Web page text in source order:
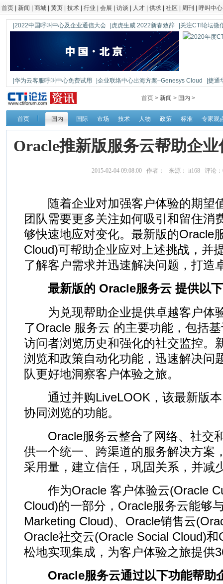
首页 新闻 商城 黄页 技术 行业 会展 访谈 人才 供求 社区 周刊 呼叫中心
|2022中国呼叫中心及企业通信大会 |虎虎生威 2022新春致辞 |关注CTI论坛微
|华为云客服呼叫中心免费试用 |企业联络中心出海方案–Genesys Cloud
|捷通
|鼎信通达新一代语音网关DAG1000-4S
首页 > 新闻 > 国内 >
首页 国内 国际 市场 技术 人物 政策 标准 专家观
Oracle推新版服务云帮助企
2015-02-04 09:08:00 作者： 来源： it168 评论：
随着企业对加强客户体验的期望
团队需要更多关注如何吸引和留住消
够快速地应对变化。最新版的Oracle
Cloud)可帮助企业应对上述挑战，并
了解客户需求并迅速解决问题，打造
最新版的 Oracle服务云 提供以下
为兑现帮助企业提供卓越客户体
了Oracle 服务云 的主要功能，包括
访问者浏览历史和强化的社交监控。
浏览和政策自动化功能，迅速解决问
队更好地洞察客户体验之旅。
通过并购LiveLOOK，该最新版本
协同浏览的功能。
Oracle服务云整合了网络、社交
供一个统一、跨渠道的服务解决方案
采用量，建立信任，巩固关系，并减
作为Oracle 客户体验云(Oracle
Cloud)的一部分，Oracle服务云能够
Marketing Cloud)、Oracle销售云
Oracle社交云(Oracle Social Cloud)
松地实现集成，为客户体验之旅提供
Oracle服务云通过以下功能帮助